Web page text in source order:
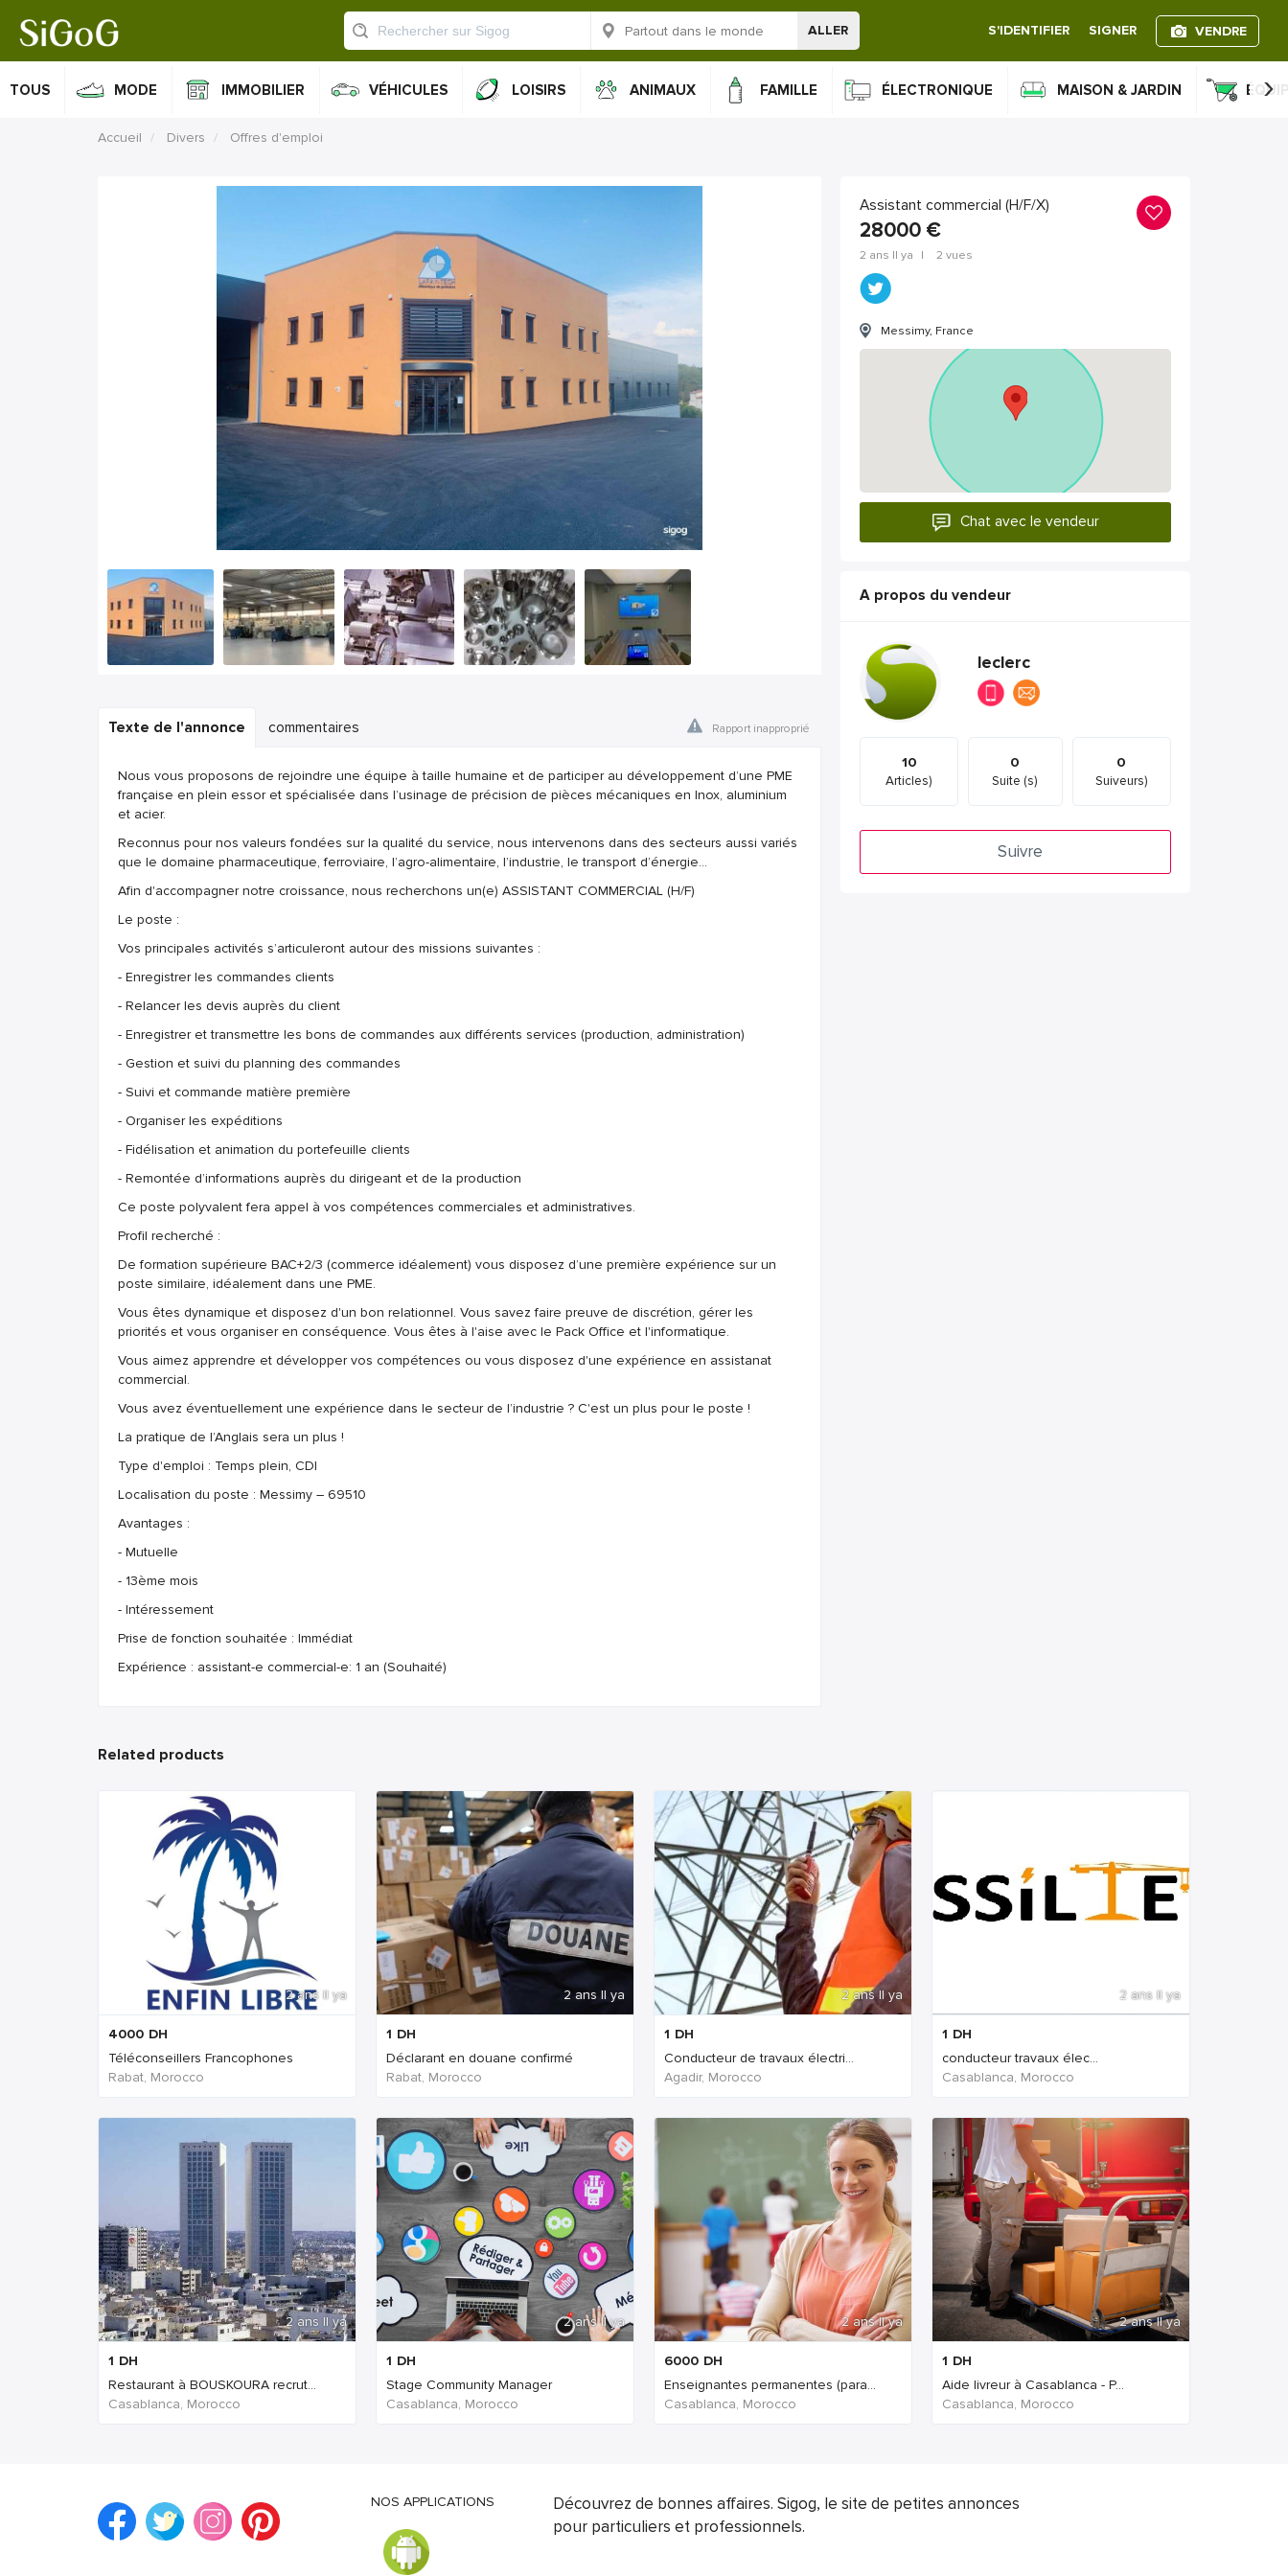
ALLER S'IDENTIFIER SIGNER VENDRE
TOUS MODE IMMOBILIER VÉHICULES LOISIRS ANIMAUX FAMILLE ÉLECTRONIQUE MAISON & JARDIN ›
Accueil Divers Offres d'emploi
Texte de l'annonce commentaires Rapport inapproprié
Nous vous proposons de rejoindre une équipe à taille humaine et de participer au développement d’une PME
française en plein essor et spécialisée dans l’usinage de précision de pièces mécaniques en Inox, aluminium
et acier.
Reconnus pour nos valeurs fondées sur la qualité du service, nous intervenons dans des secteurs aussi variés
que le domaine pharmaceutique, ferroviaire, l’agro-alimentaire, l’industrie, le transport d’énergie…
Afin d'accompagner notre croissance, nous recherchons un(e) ASSISTANT COMMERCIAL (H/F)
Le poste :
Vos principales activités s’articuleront autour des missions suivantes :
- Enregistrer les commandes clients
- Relancer les devis auprès du client
- Enregistrer et transmettre les bons de commandes aux différents services (production, administration)
- Gestion et suivi du planning des commandes
- Suivi et commande matière première
- Organiser les expéditions
- Fidélisation et animation du portefeuille clients
- Remontée d’informations auprès du dirigeant et de la production
Ce poste polyvalent fera appel à vos compétences commerciales et administratives.
Profil recherché :
De formation supérieure BAC+2/3 (commerce idéalement) vous disposez d’une première expérience sur un
poste similaire, idéalement dans une PME.
Vous êtes dynamique et disposez d'un bon relationnel. Vous savez faire preuve de discrétion, gérer les
priorités et vous organiser en conséquence. Vous êtes à l'aise avec le Pack Office et l'informatique.
Vous aimez apprendre et développer vos compétences ou vous disposez d'une expérience en assistanat
commercial.
Vous avez éventuellement une expérience dans le secteur de l’industrie ? C'est un plus pour le poste !
La pratique de l’Anglais sera un plus !
Type d'emploi : Temps plein, CDI
Localisation du poste : Messimy – 69510
Avantages :
- Mutuelle
- 13ème mois
- Intéressement
Prise de fonction souhaitée : Immédiat
Expérience : assistant-e commercial-e: 1 an (Souhaité)
Assistant commercial (H/F/X)
28000 €
2 ans Il ya | 2 vues
Messimy, France
Chat avec le vendeur
A propos du vendeur
leclerc
10
Articles)
0
Suite (s)
0
Suiveurs)
Suivre
Related products
2 ans Il ya
4000 DH
Téléconseillers Francophones
Rabat, Morocco
2 ans Il ya
1 DH
Déclarant en douane confirmé
Rabat, Morocco
2 ans Il ya
1 DH
Conducteur de travaux électri...
Agadir, Morocco
2 ans Il ya
1 DH
conducteur travaux élec...
Casablanca, Morocco
2 ans Il ya
1 DH
Restaurant à BOUSKOURA recrut...
Casablanca, Morocco
2 ans Il ya
1 DH
Stage Community Manager
Casablanca, Morocco
2 ans Il ya
6000 DH
Enseignantes permanentes (para...
Casablanca, Morocco
2 ans Il ya
1 DH
Aide livreur à Casablanca - P...
Casablanca, Morocco
NOS APPLICATIONS
Découvrez de bonnes affaires. Sigog, le site de petites annonces
pour particuliers et professionnels.